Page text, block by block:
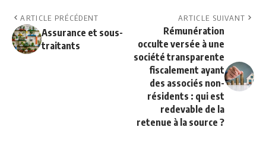
ARTICLE PRÉCÉDENT
Assurance et sous-
traitants
ARTICLE SUIVANT
Rémunération
occulte versée à une
société transparente
fiscalement ayant
des associés non-
résidents : qui est
redevable de la
retenue à la source ?